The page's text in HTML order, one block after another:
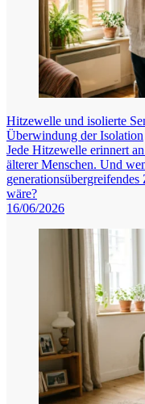
Hitzewelle und isolierte
Überwindung der Isolation
Jede Hitzewelle erinnert
älterer Menschen. Und
wäre?
16/06/2026